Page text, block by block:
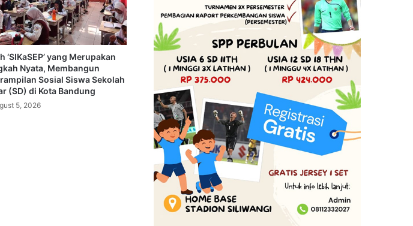
‘SIKaSEP’ yang Merupakan
Nyata, Membangun
Sosial Siswa Sekolah
(SD) di Kota Bandung
5, 2026